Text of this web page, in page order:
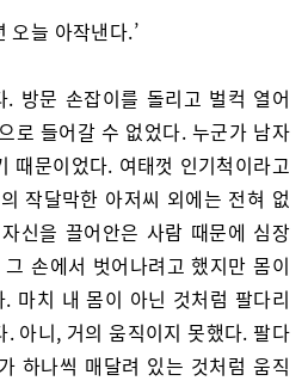
오늘 아작낸다.’
. 방문 손잡이를 돌리고 벌컥 열어
로 들어갈 수 없었다. 누군가 남자
때문이었다. 여태껏 인기척이라고
작달막한 아저씨 외에는 전혀 없
신을 끌어안은 사람 때문에 심장
손에서 벗어나려고 했지만 몸이
마치 내 몸이 아닌 것처럼 팔다리
. 아니, 거의 움직이지 못했다. 팔다
하나씩 매달려 있는 것처럼 움직